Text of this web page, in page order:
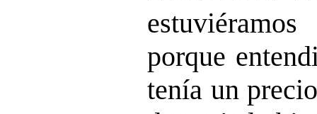
porque
tenía un